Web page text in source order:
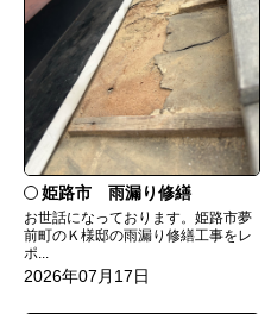
姫路市 雨漏り修繕
お世話になっております。姫路市夢
前町のＫ様邸の雨漏り修繕工事をレ
ポ...
2026年07月17日